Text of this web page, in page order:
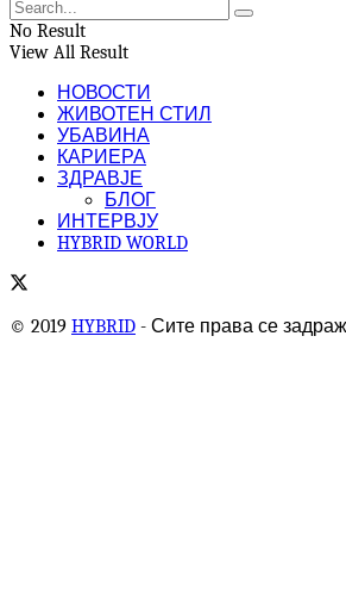
No Result
View All Result
НОВОСТИ
ЖИВОТЕН СТИЛ
УБАВИНА
КАРИЕРА
ЗДРАВЈЕ
БЛОГ
ИНТЕРВЈУ
HYBRID WORLD
© 2019 HYBRID - Сите права се